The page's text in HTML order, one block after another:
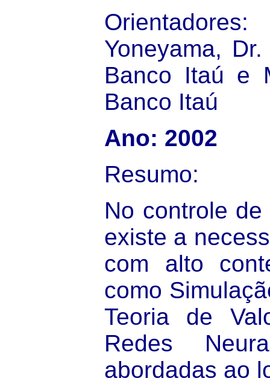
Yoneyama,
Banco Itaú e
Banco Itaú
Ano: 2002
Resumo:
No controle
existe a
com alto
como
Teoria de
Redes
abordadas ao